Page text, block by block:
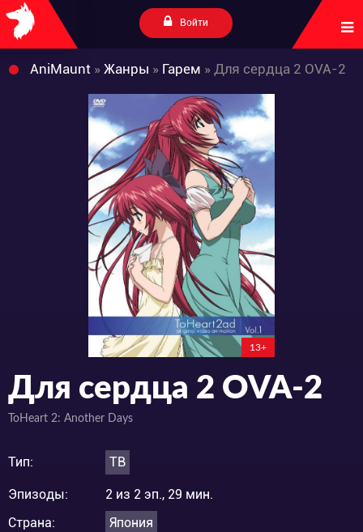
Войти
AniMaunt » Жанры » Гарем » Для сердца 2 OVA-2
13+
Для сердца 2 OVA-2
ToHeart 2: Another Days
Тип: ТВ
Эпизоды:
2 из 2 эп., 29 мин.
Страна:
Япония